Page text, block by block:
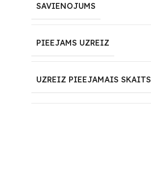
SAVIENOJUMS
PIEEJAMS UZREIZ
UZREIZ PIEEJAMAIS SKAITS